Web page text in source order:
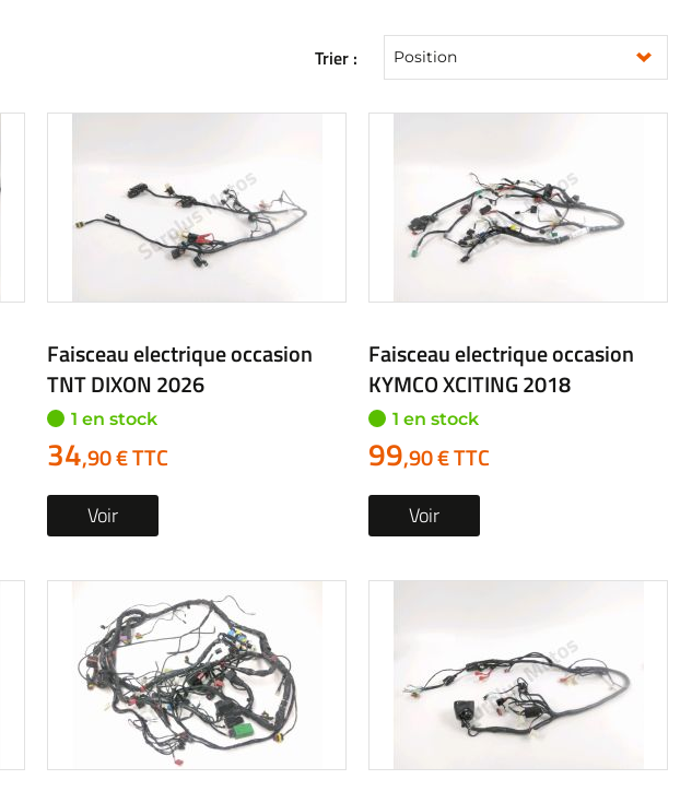
Trier :
Faisceau electrique occasion
TNT DIXON 2026
1 en stock
34,90 € TTC
Voir
Faisceau electrique occasion
KYMCO XCITING 2018
1 en stock
99,90 € TTC
Voir